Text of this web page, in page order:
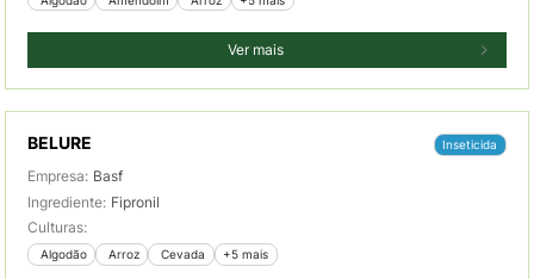
Ver mais
BELURE Inseticida
Empresa: Basf
Ingrediente: Fipronil
Culturas:
Algodão Arroz Cevada +5 mais